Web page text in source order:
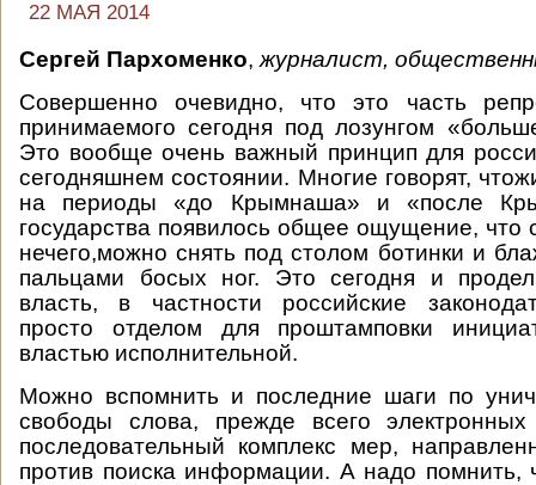
22 МАЯ 2014
Сергей Пархоменко, журналист,
Совершенно очевидно, что это часть
принимаемого сегодня под лозунгом
Это вообще очень важный принцип для
сегодняшнем состоянии. Многие говорят,
на периоды «до Крымнаша» и «после
государства появилось общее ощущение, что
нечего,можно снять под столом ботинки и
пальцами босых ног. Это сегодня и
власть, в частности российские
просто отделом для проштамповки
властью исполнительной.
Можно вспомнить и последние шаги по
свободы слова, прежде всего
последовательный комплекс мер,
против поиска информации. А надо